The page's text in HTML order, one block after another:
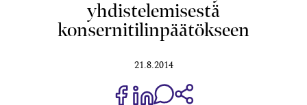
yhdistelemisestä
konsernitilinpäätökseen
21.8.2014
Jaa Share on Facebook
Jaa Share on LinkedIn
Jaa WhatsApp-viestinä